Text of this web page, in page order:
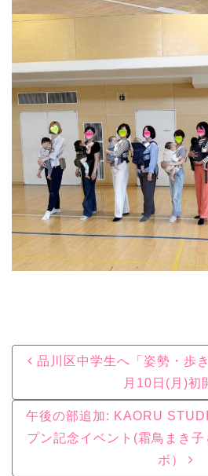
Post navigation
品川区中学生へ「姿勢・歩
月10日(月)初
午後の部追加: KAORU
プン記念イベント(霜鳥まき
ボ）